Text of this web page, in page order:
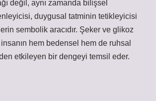
değil, aynı zamanda bilişsel
duygusal tatminin tetikleyicisi
sembolik aracıdır. Şeker ve glikoz
hem bedensel hem de ruhsal
etkileyen bir dengeyi temsil eder.